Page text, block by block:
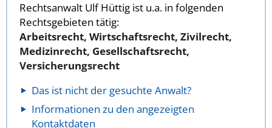
Rechtsanwalt Ulf Hüttig ist u.a. in folgenden
Rechtsgebieten tätig:
Arbeitsrecht, Wirtschaftsrecht, Zivilrecht,
Medizinrecht, Gesellschaftsrecht,
Versicherungsrecht
Das ist nicht der gesuchte Anwalt?
Informationen zu den angezeigten
Kontaktdaten